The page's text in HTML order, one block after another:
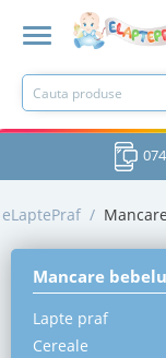
eLaptePraf /
Mancare
Lapte praf
Cereale